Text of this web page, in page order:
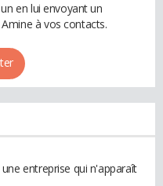
en lui envoyant un
à vos contacts.
entreprise qui n'apparaît